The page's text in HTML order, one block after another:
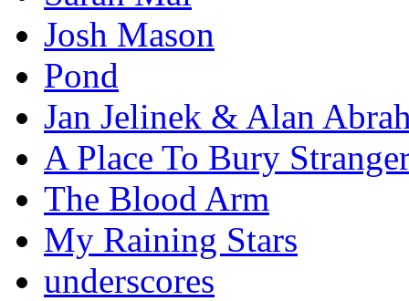
Josh Mason
Pond
Jan Jelinek & Alan
A Place To Bury
The Blood Arm
My Raining Stars
underscores